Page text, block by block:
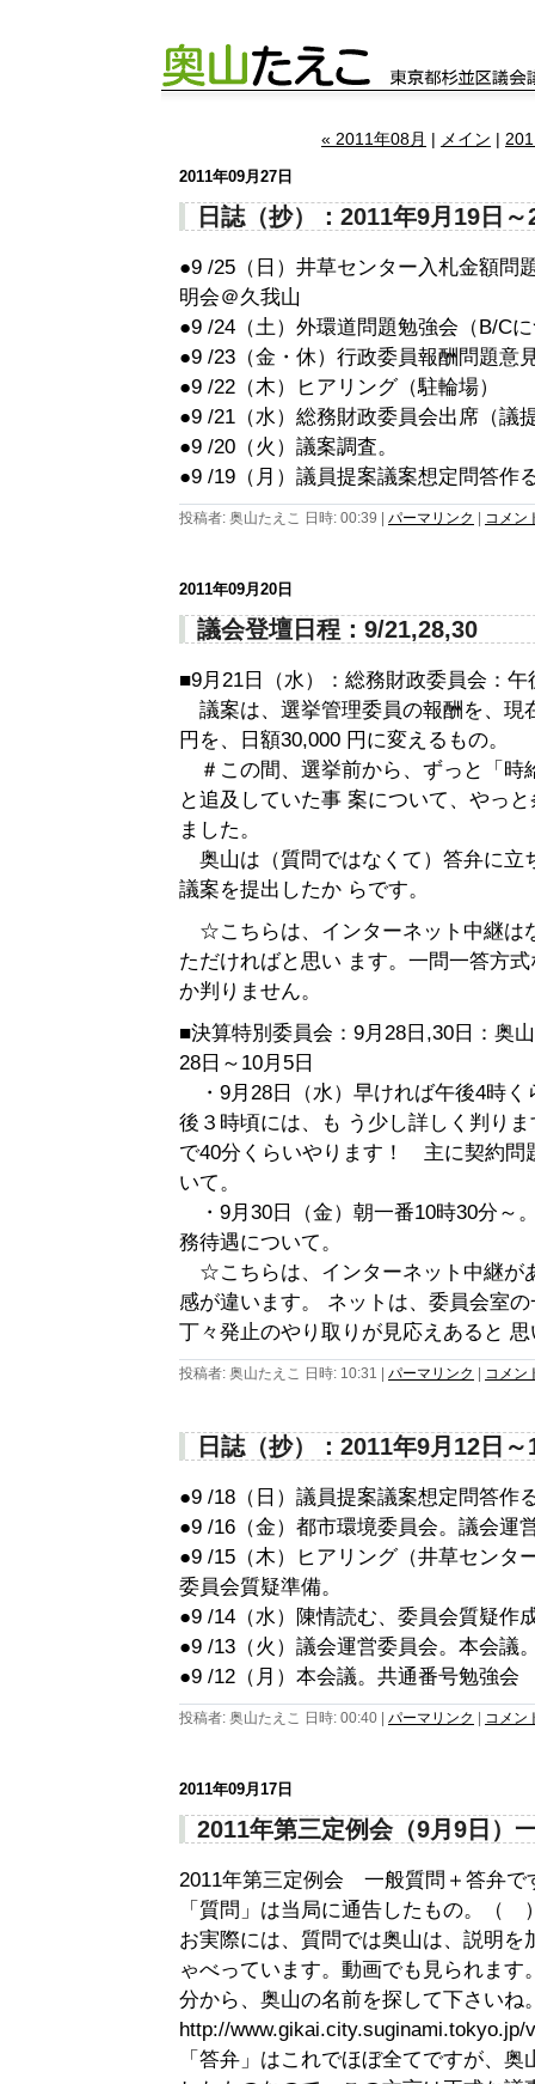
« 2011年08月 | メイン |
2011年09月27日
日誌（抄）：2011年9月19日～
●9 /25（日）井草センター入札金額問
明会＠久我山
●9 /24（土）外環道問題勉強会（B/C
●9 /23（金・休）行政委員報酬問題意
●9 /22（木）ヒアリング（駐輪場）
●9 /21（水）総務財政委員会出席（議
●9 /20（火）議案調査。
●9 /19（月）議員提案議案想定問答作
投稿者: 奥山たえこ 日時: 00:39 パーマリンク コメン
2011年09月20日
議会登壇日程：9/21,28,30
■9月21日（水）：総務財政委員会：
議案は、選挙管理委員の報酬を、現
円を、日額30,000 円に変えるもの。
＃この間、選挙前から、ずっと「時
と追及していた事 案について、やっ
ました。
奥山は（質問ではなくて）答弁に立
議案を提出したか らです。
☆こちらは、インターネット中継は
ただければと思い ます。一問一答方
か判りません。
■決算特別委員会：9月28日,30日：奥
28日～10月5日
・9月28日（水）早ければ午後4時く
後３時頃には、も う少し詳しく判り
で40分くらいやります！ 主に契約問
いて。
・9月30日（金）朝一番10時30分～
務待遇について。
☆こちらは、インターネット中継が
感が違います。 ネットは、委員会室
丁々発止のやり取りが見応えあると
投稿者: 奥山たえこ 日時: 10:31 パーマリンク コメン
日誌（抄）：2011年9月12日～
●9 /18（日）議員提案議案想定問答作
●9 /16（金）都市環境委員会。議会運
●9 /15（木）ヒアリング（井草センタ
委員会質疑準備。
●9 /14（水）陳情読む、委員会質疑作
●9 /13（火）議会運営委員会。本会議
●9 /12（月）本会議。共通番号勉強会
投稿者: 奥山たえこ 日時: 00:40 パーマリンク コメン
2011年09月17日
2011年第三定例会（9月9日）
2011年第三定例会 一般質問＋答弁で
「質問」は当局に通告したもの。（
お実際には、質問では奥山は、説明を
ゃべっています。動画でも見られます
分から、奥山の名前を探して下さいね
http://www.gikai.city.suginami.tokyo.jp/
「答弁」はこれでほぼ全てですが、